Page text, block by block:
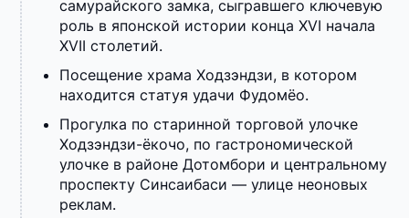
самурайского замка, сыгравшего ключевую
роль в японской истории конца XVI начала
XVII столетий.
Посещение храма Ходзэндзи, в котором
находится статуя удачи Фудомёо.
Прогулка по старинной торговой улочке
Ходзэндзи-ёкочо, по гастрономической
улочке в районе Дотомбори и центральному
проспекту Синсаибаси — улице неоновых
реклам.